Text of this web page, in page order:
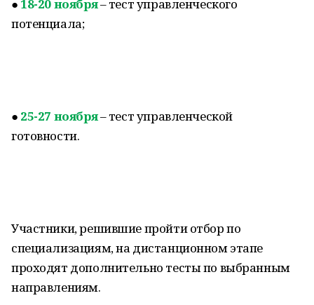
● 18-20 ноября– тест управленческого
потенциала;
● 25-27 ноября– тест управленческой
готовности.
Участники, решившие пройти отбор по
специализациям, на дистанционном этапе
проходят дополнительно тесты по выбранным
направлениям.